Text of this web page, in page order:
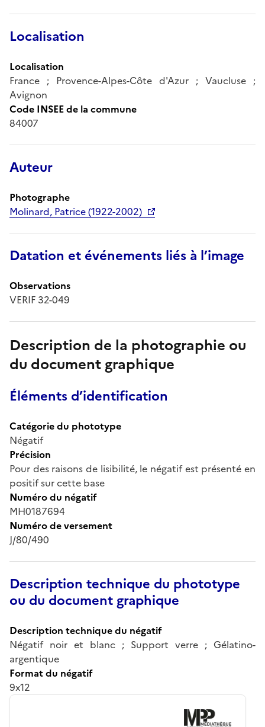
Localisation
Localisation
France ; Provence-Alpes-Côte d'Azur ; Vaucluse ;
Avignon
Code INSEE de la commune
84007
Auteur
Photographe
Molinard, Patrice (1922-2002)
Datation et événements liés à l’image
Observations
VERIF 32-049
Description de la photographie ou
du document graphique
Éléments d’identification
Catégorie du phototype
Négatif
Précision
Pour des raisons de lisibilité, le négatif est présenté en
positif sur cette base
Numéro du négatif
MH0187694
Numéro de versement
J/80/490
Description technique du phototype
ou du document graphique
Description technique du négatif
Négatif noir et blanc ; Support verre ; Gélatino-
argentique
Format du négatif
9x12